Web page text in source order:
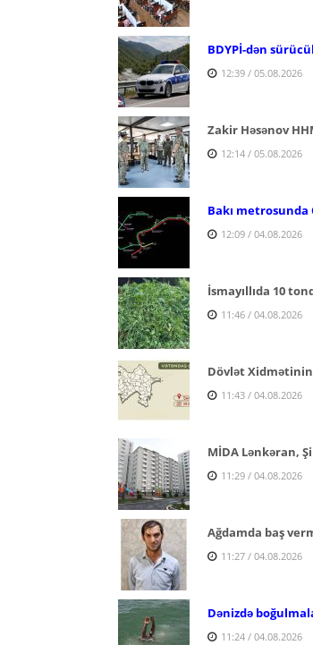
BDYPİ-dən
12:39 / 05.08.2026
Zakir Həsənov
12:14 / 05.08.2026
Bakı metrosunda
12:09 / 04.08.2026
İsmayıllıda 10
11:46 / 04.08.2026
Dövlət
11:43 / 04.08.2026
MİDA Lənkəran,
11:29 / 04.08.2026
Ağdamda baş
11:27 / 04.08.2026
Dənizdə
11:24 / 04.08.2026